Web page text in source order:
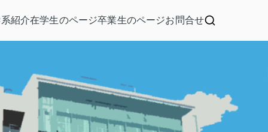
紹介在学生のページ卒業生のページお問合せ